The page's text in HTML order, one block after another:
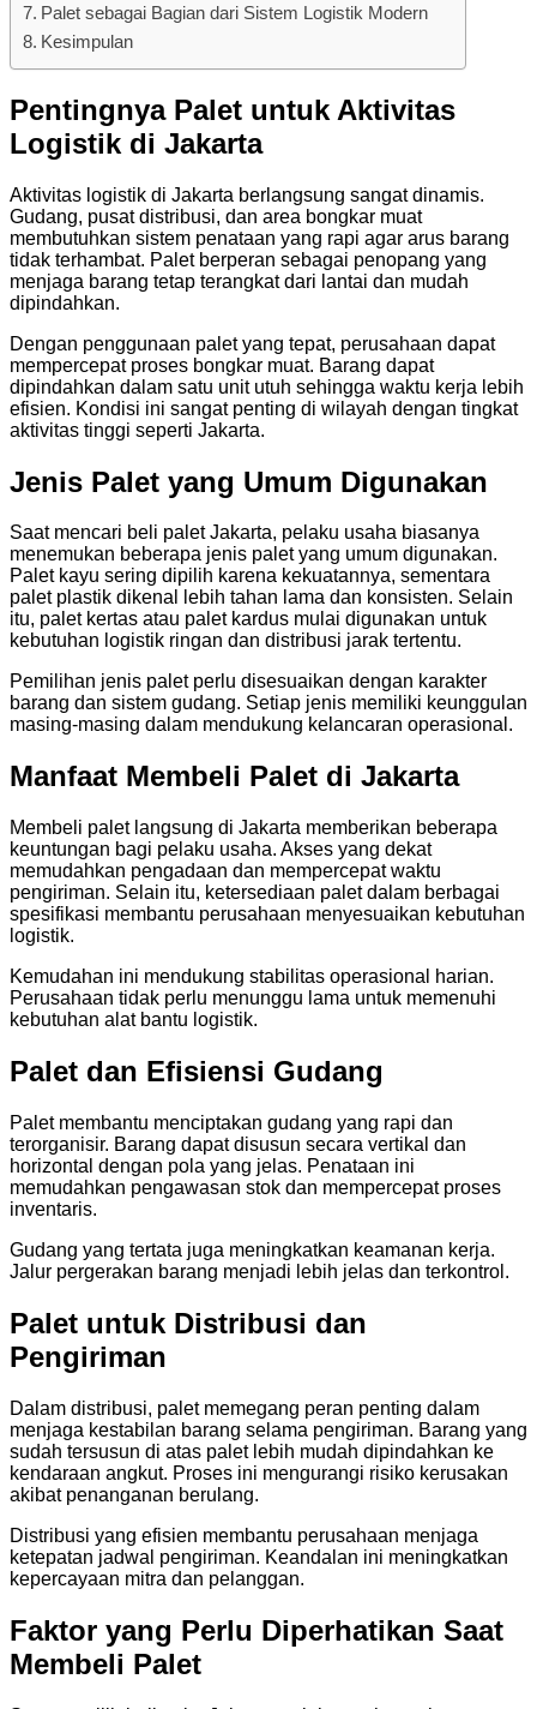
Palet sebagai Bagian dari Sistem Logistik Modern
Kesimpulan
Pentingnya Palet untuk Aktivitas
Logistik di Jakarta
Aktivitas logistik di Jakarta berlangsung sangat dinamis.
Gudang, pusat distribusi, dan area bongkar muat
membutuhkan sistem penataan yang rapi agar arus barang
tidak terhambat. Palet berperan sebagai penopang yang
menjaga barang tetap terangkat dari lantai dan mudah
dipindahkan.
Dengan penggunaan palet yang tepat, perusahaan dapat
mempercepat proses bongkar muat. Barang dapat
dipindahkan dalam satu unit utuh sehingga waktu kerja lebih
efisien. Kondisi ini sangat penting di wilayah dengan tingkat
aktivitas tinggi seperti Jakarta.
Jenis Palet yang Umum Digunakan
Saat mencari beli palet Jakarta, pelaku usaha biasanya
menemukan beberapa jenis palet yang umum digunakan.
Palet kayu sering dipilih karena kekuatannya, sementara
palet plastik dikenal lebih tahan lama dan konsisten. Selain
itu, palet kertas atau palet kardus mulai digunakan untuk
kebutuhan logistik ringan dan distribusi jarak tertentu.
Pemilihan jenis palet perlu disesuaikan dengan karakter
barang dan sistem gudang. Setiap jenis memiliki keunggulan
masing-masing dalam mendukung kelancaran operasional.
Manfaat Membeli Palet di Jakarta
Membeli palet langsung di Jakarta memberikan beberapa
keuntungan bagi pelaku usaha. Akses yang dekat
memudahkan pengadaan dan mempercepat waktu
pengiriman. Selain itu, ketersediaan palet dalam berbagai
spesifikasi membantu perusahaan menyesuaikan kebutuhan
logistik.
Kemudahan ini mendukung stabilitas operasional harian.
Perusahaan tidak perlu menunggu lama untuk memenuhi
kebutuhan alat bantu logistik.
Palet dan Efisiensi Gudang
Palet membantu menciptakan gudang yang rapi dan
terorganisir. Barang dapat disusun secara vertikal dan
horizontal dengan pola yang jelas. Penataan ini
memudahkan pengawasan stok dan mempercepat proses
inventaris.
Gudang yang tertata juga meningkatkan keamanan kerja.
Jalur pergerakan barang menjadi lebih jelas dan terkontrol.
Palet untuk Distribusi dan
Pengiriman
Dalam distribusi, palet memegang peran penting dalam
menjaga kestabilan barang selama pengiriman. Barang yang
sudah tersusun di atas palet lebih mudah dipindahkan ke
kendaraan angkut. Proses ini mengurangi risiko kerusakan
akibat penanganan berulang.
Distribusi yang efisien membantu perusahaan menjaga
ketepatan jadwal pengiriman. Keandalan ini meningkatkan
kepercayaan mitra dan pelanggan.
Faktor yang Perlu Diperhatikan Saat
Membeli Palet